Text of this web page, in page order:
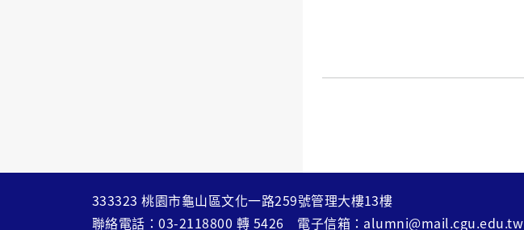
333323 桃園市龜山區文化一路259號管理大樓13樓
聯絡電話：03-2118800 轉 5426 電子信箱： alumni@mail.cgu.edu.tw